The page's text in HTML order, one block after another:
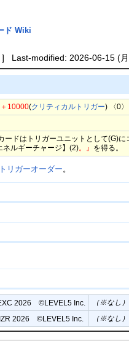
ド Wiki
Last-modified: 2026-06-15 (
＋10000(クリティカルトリガー) 〈0
ードはトリガーユニットとして(G)
ネルギーチャージ】(2)。』 を得る。
トリガーオーダー 。
2026 ©︎LEVEL5 Inc. （※なし）
2026 ©︎LEVEL5 Inc. （※なし）